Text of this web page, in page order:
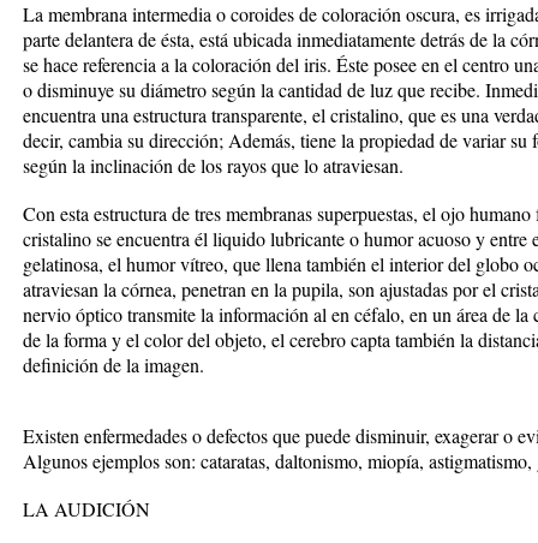
La membrana intermedia o coroides de coloración oscura, es
parte delantera de ésta, está ubicada inmediatamente detrás de la
se hace referencia a la coloración del iris. Éste posee en el centro
o disminuye su diámetro según la cantidad de luz que recibe.
encuentra una estructura transparente, el cristalino, que es una
decir, cambia su dirección; Además, tiene la propiedad de variar
según la inclinación de los rayos que lo atraviesan.
Con esta estructura de tres membranas superpuestas, el ojo
cristalino se encuentra él liquido lubricante o humor acuoso y entre
gelatinosa, el humor vítreo, que llena también el interior del globo
atraviesan la córnea, penetran en la pupila, son ajustadas por el
nervio óptico transmite la información al en céfalo, en un área de la
de la forma y el color del objeto, el cerebro capta también la
definición de la imagen.
Existen enfermedades o defectos que puede disminuir, exagerar o
Algunos ejemplos son: cataratas, daltonismo, miopía,
LA AUDICIÓN